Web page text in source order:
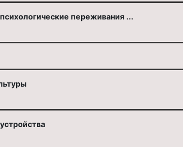
переживания ...